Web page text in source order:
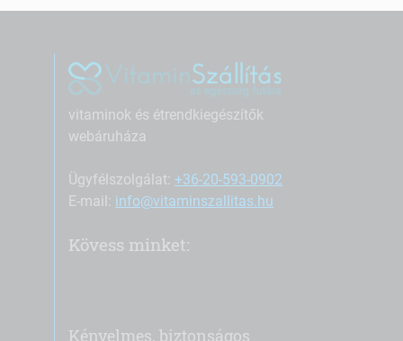
vitaminok és étrendkiegészítők
webáruháza
Ügyfélszolgálat: +36-20-593-0902
E-mail: info@vitaminszallitas.hu
Kövess minket:
Kényelmes, biztonságos